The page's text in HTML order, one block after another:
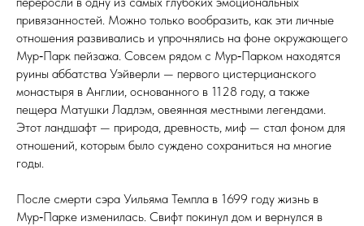
привязанностей. Можно только вообразить, как эти личные
отношения развивались и упрочнялись на фоне окружающего
Мур‑Парк пейзажа. Совсем рядом с Мур‑Парком находятся
руины аббатства Уэйверли — первого цистерцианского
монастыря в Англии, основанного в 1128 го­ду, а также
пещера Матушки Ладлэм, овеянная местными легендами.
Этот ландшафт — природа, древность, миф — стал фоном для
отношений, которым было суждено сохраниться на многие
годы.
После смерти сэра Уильяма Темпла в 1699 го­ду жизнь в
Мур‑Парке изменилась. Свифт покинул дом и вернулся в